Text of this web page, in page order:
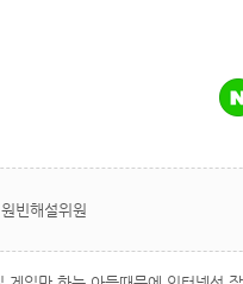
원빈해설위원